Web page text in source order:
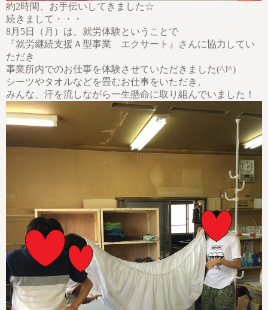
約2時間、お手伝いしてきました☆
続きまして・・・
8月5日（月）は、就労体験ということで
『就労継続支援Ａ型事業 エクサート』さんに協力してい
ただき
事業所内でのお仕事を体験させていただきました(^J^)
シーツやタオルなどを畳むお仕事をいただき、
みんな、汗を流しながら一生懸命に取り組んでいました！